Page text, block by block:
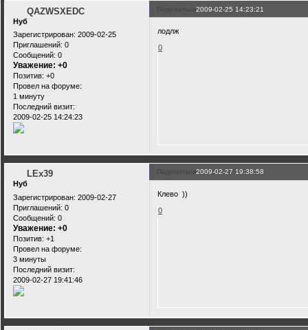
Поделиться2009-02-25 14:23:21
QAZWSXEDC
Нуб
Зарегистрирован: 2009-02-25
Приглашений: 0
Сообщений: 0
Уважение: +0
Позитив: +0
Провел на форуме:
1 минуту
Последний визит:
2009-02-25 14:24:23
лодлж
0
Поделиться2009-02-27 19:38:58
LEx39
Нуб
Зарегистрирован: 2009-02-27
Приглашений: 0
Сообщений: 0
Уважение: +0
Позитив: +1
Провел на форуме:
3 минуты
Последний визит:
2009-02-27 19:41:46
Клево ))
0